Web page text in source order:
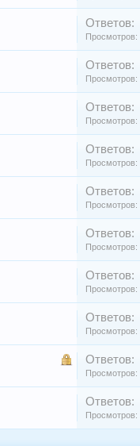
Ответов:
Просмотров:
Ответов:
Просмотров:
Ответов:
Просмотров:
Ответов:
Просмотров:
Ответов:
Просмотров:
Ответов:
Просмотров:
Ответов:
Просмотров:
Ответов:
Просмотров:
Ответов:
Просмотров:
Ответов:
Просмотров: